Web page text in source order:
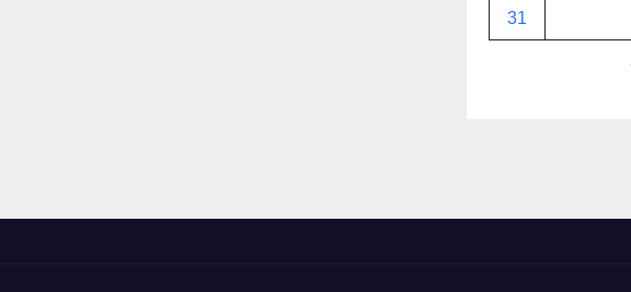
31